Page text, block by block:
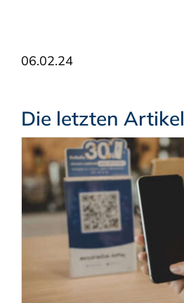
06.02.24
Die letzten Artikel